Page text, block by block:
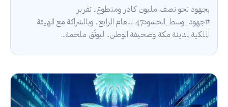
بجهود نحو نصف مليون كادر ومتطوع.. تقرير
#جهود_وسط_الحشود47 للعام الرابع.. وبالشراكة مع الهيئة
الملكية لمدينة مكة وصحيفة الوطن.. ليوثّق ملحمة...